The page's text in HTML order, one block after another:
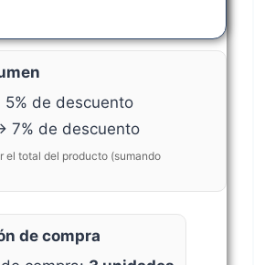
de descuento
7% de descuento
el total del producto (sumando
de compra